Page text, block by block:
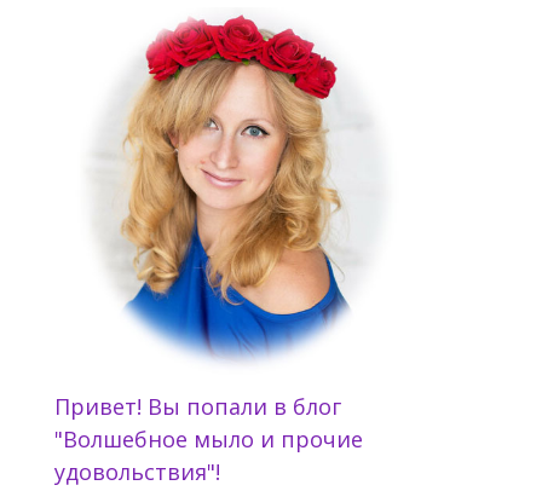
Привет! Вы попали в блог
"Волшебное мыло и прочие
удовольствия"!